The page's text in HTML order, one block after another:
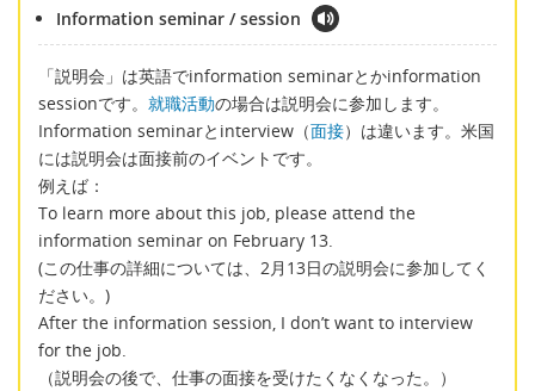
Information seminar / session
「説明会」は英語でinformation seminarとかinformation
sessionです。 就職活動の場合は説明会に参加します。
Information seminarとinterview（面接）は違います。米国
には説明会は面接前のイベントです。
例えば：
To learn more about this job, please attend the
information seminar on February 13.
(この仕事の詳細については、2月13日の説明会に参加してく
ださい。)
After the information session, I don’t want to interview
for the job.
（説明会の後で、仕事の面接を受けたくなくなった。）